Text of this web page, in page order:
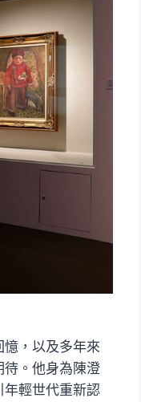
，以及多年來
待。他身為陳澄
年輕世代重新認